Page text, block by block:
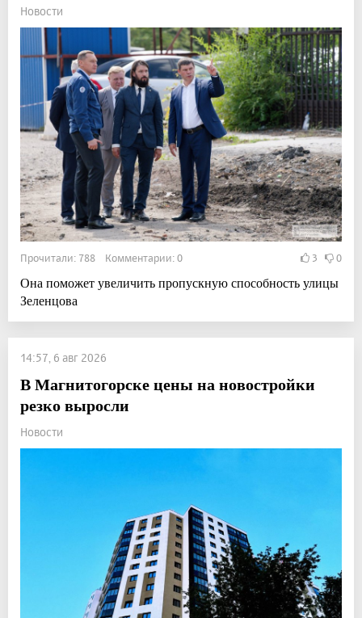
Новости
Прочитали: 788 Комментарии: 0 3 0
Она поможет увеличить пропускную способность улицы
Зеленцова
14:57, 6 авг 2026
В Магнитогорске цены на новостройки
резко выросли
Новости